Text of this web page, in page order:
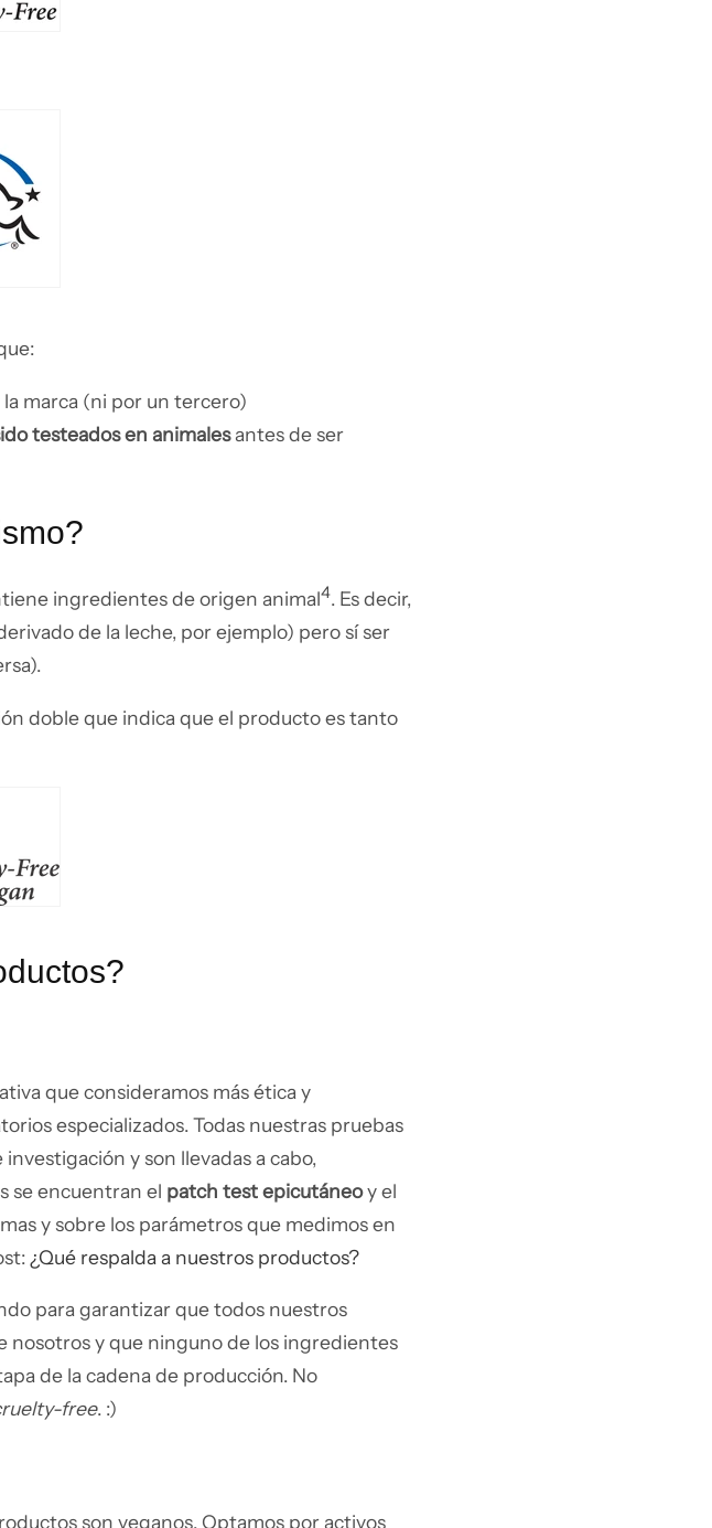
marca (ni por un tercero)
testeados en animalesantes de ser
ingredientes de origen animal4. Es decir,
de la leche, por ejemplo) pero sí ser
doble que indica que el producto es tanto
que consideramos más ética y
especializados. Todas nuestras pruebas
y son llevadas a cabo,
se encuentran el patch test epicutáneo y el
y sobre los parámetros que medimos en
¿Qué respalda a nuestros productos?
para garantizar que todos nuestros
nosotros y que ninguno de los ingredientes
de la cadena de producción. No
free. :)
son veganos. Optamos por activos